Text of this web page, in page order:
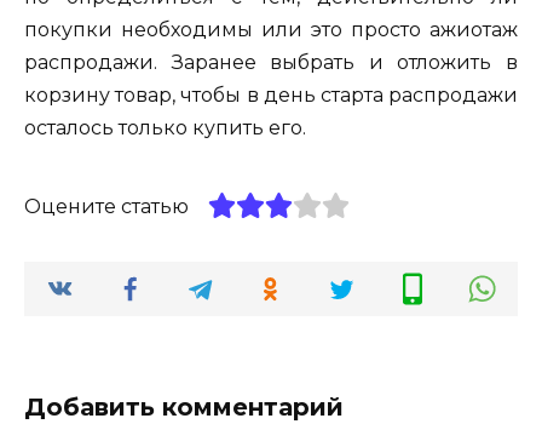
покупки необходимы или это просто ажиотаж
распродажи. Заранее выбрать и отложить в
корзину товар, чтобы в день старта распродажи
осталось только купить его.
Оцените статью
Добавить комментарий